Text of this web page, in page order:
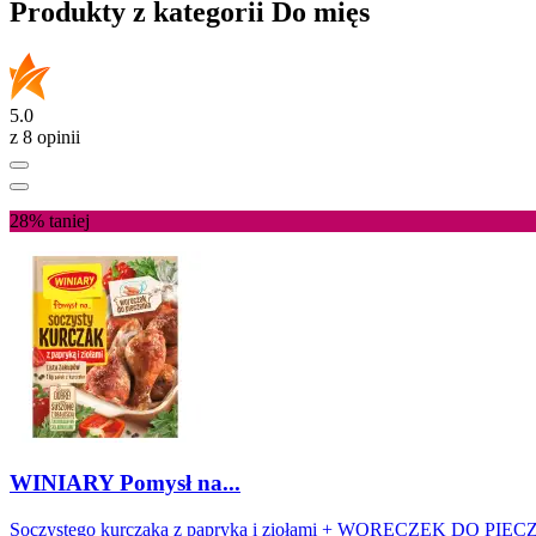
Produkty z kategorii Do mięs
5.0
z 8 opinii
28% taniej
WINIARY Pomysł na...
Soczystego kurczaka z papryką i ziołami + WORECZEK DO